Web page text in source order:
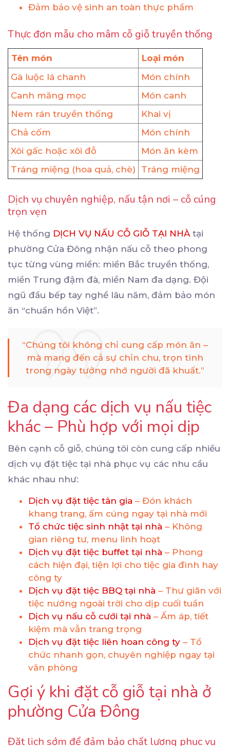
Đảm bảo vệ sinh an toàn thực phẩm
Thực đơn mẫu cho mâm cỗ giỗ truyền thống
Tên món
Loại món
Gà luộc lá chanh
Món chính
Canh măng mọc
Món canh
Nem rán truyền thống
Khai vị
Chả cốm
Món chính
Xôi gấc hoặc xôi đỗ
Món ăn kèm
Tráng miệng (hoa quả, chè)
Tráng miệng
Dịch vụ chuyên nghiệp, nấu tận nơi – cỗ cúng
trọn vẹn
Hệ thống DỊCH VỤ NẤU CỖ GIỖ TẠI NHÀ tại
phường Cửa Đông nhận nấu cỗ theo phong
tục từng vùng miền: miền Bắc truyền thống,
miền Trung đậm đà, miền Nam đa dạng. Đội
ngũ đầu bếp tay nghề lâu năm, đảm bảo món
ăn “chuẩn hồn Việt”.
“Chúng tôi không chỉ cung cấp món ăn –
mà mang đến cả sự chỉn chu, trọn tình
trong ngày tưởng nhớ người đã khuất.”
Đa dạng các dịch vụ nấu tiệc
khác – Phù hợp với mọi dịp
Bên cạnh cỗ giỗ, chúng tôi còn cung cấp nhiều
dịch vụ đặt tiệc tại nhà phục vụ các nhu cầu
khác nhau như:
Dịch vụ đặt tiệc tân gia – Đón khách
khang trang, ấm cúng ngay tại nhà mới
Tổ chức tiệc sinh nhật tại nhà – Không
gian riêng tư, menu linh hoạt
Dịch vụ đặt tiệc buffet tại nhà – Phong
cách hiện đại, tiện lợi cho tiệc gia đình hay
công ty
Dịch vụ đặt tiệc BBQ tại nhà – Thư giãn với
tiệc nướng ngoài trời cho dịp cuối tuần
Dịch vụ nấu cỗ cưới tại nhà – Ấm áp, tiết
kiệm mà vẫn trang trọng
Dịch vụ đặt tiệc liên hoan công ty – Tổ
chức nhanh gọn, chuyên nghiệp ngay tại
văn phòng
Gợi ý khi đặt cỗ giỗ tại nhà ở
phường Cửa Đông
Đặt lịch sớm để đảm bảo chất lượng phục vụ